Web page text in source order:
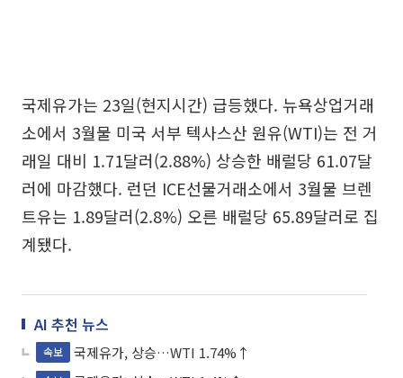
국제유가는 23일(현지시간) 급등했다. 뉴욕상업거래
소에서 3월물 미국 서부 텍사스산 원유(WTI)는 전 거
래일 대비 1.71달러(2.88%) 상승한 배럴당 61.07달
러에 마감했다. 런던 ICE선물거래소에서 3월물 브렌
트유는 1.89달러(2.8%) 오른 배럴당 65.89달러로 집
계됐다.
AI 추천 뉴스
속보 국제유가, 상승…WTI 1.74%↑